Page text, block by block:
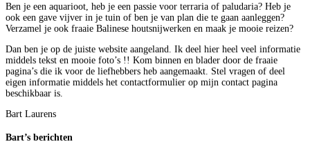
Ben je een aquarioot, heb je een passie voor terraria of paludaria? Heb je
ook een gave vijver in je tuin of ben je van plan die te gaan aanleggen?
Verzamel je ook fraaie Balinese houtsnijwerken en maak je mooie reizen?
Dan ben je op de juiste website aangeland. Ik deel hier heel veel informatie
middels tekst en mooie foto’s !! Kom binnen en blader door de fraaie
pagina’s die ik voor de liefhebbers heb aangemaakt. Stel vragen of deel
eigen informatie middels het contactformulier op mijn contact pagina
beschikbaar is.
Bart Laurens
Bart’s berichten